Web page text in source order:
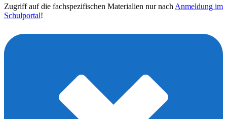
Zugriff auf die fachspezifischen Materialien nur nach Anmeldung im
Schulportal!